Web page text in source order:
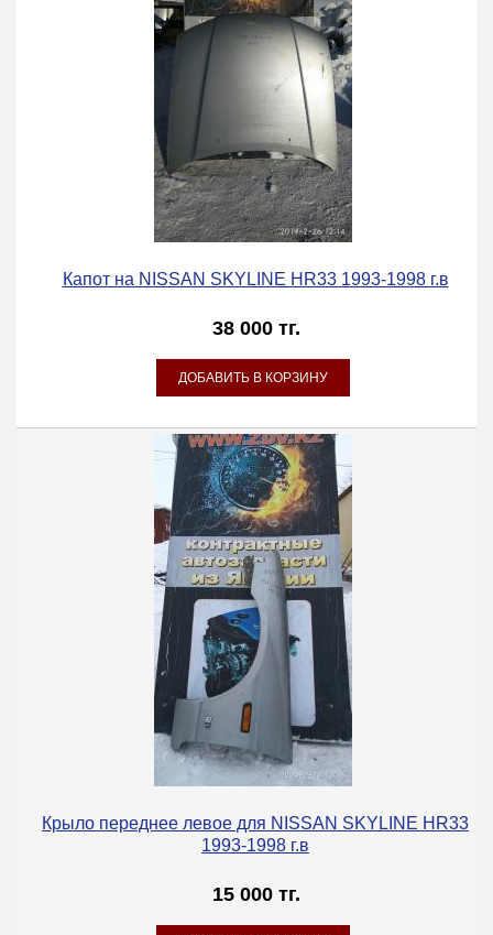
Капот на NISSAN SKYLINE HR33 1993-1998 г.в
38 000 тг.
Крыло переднее левое для NISSAN SKYLINE HR33
1993-1998 г.в
15 000 тг.